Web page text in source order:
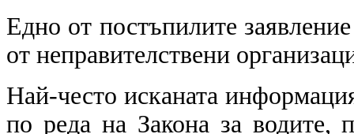
Едно от постъпилите
от неправителствени
Най-често исканата
по реда на Закона за водите,